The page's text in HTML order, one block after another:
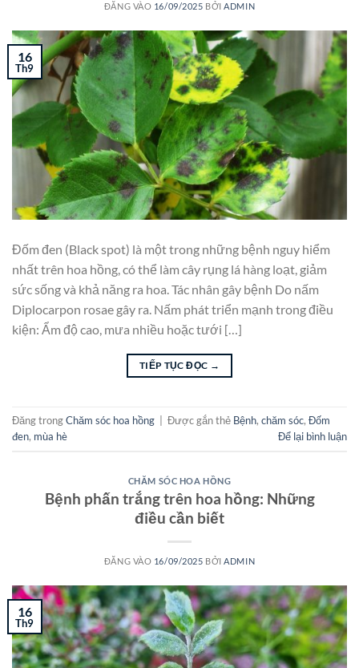
ĐĂNG VÀO 16/09/2025 BỞIADMIN
16
Th9
Đốm đen (Black spot) là một trong những bệnh nguy hiểm
nhất trên hoa hồng, có thể làm cây rụng lá hàng loạt, giảm
sức sống và khả năng ra hoa. Tác nhân gây bệnh Do nấm
Diplocarpon rosae gây ra. Nấm phát triển mạnh trong điều
kiện: Ẩm độ cao, mưa nhiều hoặc tưới […]
TIẾP TỤC ĐỌC →
Đăng trongChăm sóc hoa hồng Được gắn thẻ Bệnh, chăm sóc, Đốm
đen, mùa hè Để lại bình luận
CHĂM SÓC HOA HỒNG
Bệnh phấn trắng trên hoa hồng: Những
điều cần biết
ĐĂNG VÀO 16/09/2025 BỞIADMIN
16
Th9